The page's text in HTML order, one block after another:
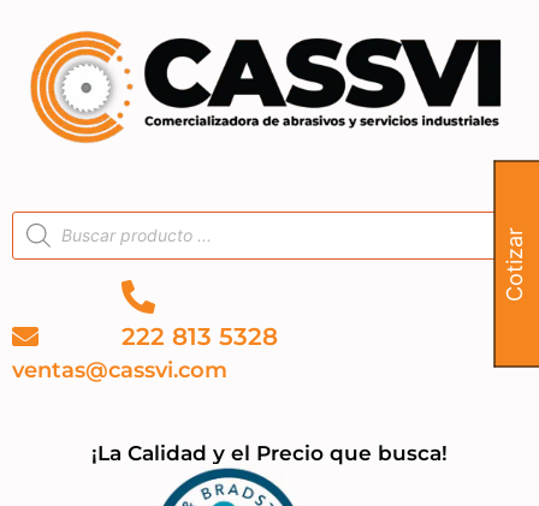
222 813 5328
¡La Calidad y el Precio que busca!
ventas@cassvi.com
Cotizar